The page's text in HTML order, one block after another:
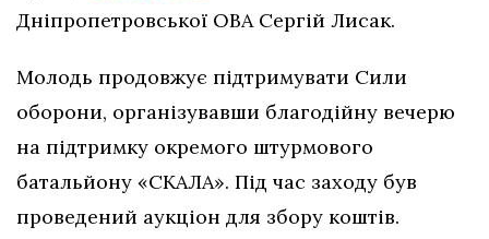
Дніпропетровської ОВА Сергій Лисак.
Молодь продовжує підтримувати Сили
оборони, організувавши благодійну вечерю
на підтримку окремого штурмового
батальйону «СКАЛА». Під час заходу був
проведений аукціон для збору коштів.